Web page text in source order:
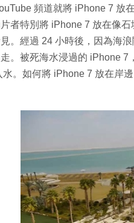
頻道就將 iPhone 7 放
片者特別將 iPhone 7 放在像
。經過 24 小時後，因為海
。被死海水浸過的 iPhone
水。如何將 iPhone 7 放在岸